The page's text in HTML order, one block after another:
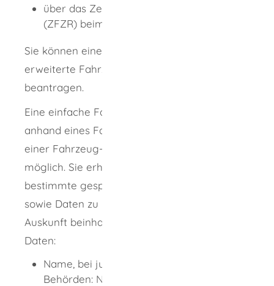
über das Zentrale Fahrzeugregister
(ZFZR) beim Kraftfahrt-Bundesamt (KBA).
Sie können eine einfache oder eine
erweiterte Fahrzeugregisterauskunft
beantragen.
Eine einfache Fahrzeugregisterauskunft ist
anhand eines Fahrzeugkennzeichens oder
einer Fahrzeug-Identifizierungsnummer
möglich. Sie erhalten Auskunft über
bestimmte gespeicherte Fahrzeugdaten
sowie Daten zu Halterinnen und Haltern. Die
Auskunft beinhaltet zum Beispiel folgende
Daten:
Name, bei juristischen Personen oder
Behörden: Name oder Bezeichnung